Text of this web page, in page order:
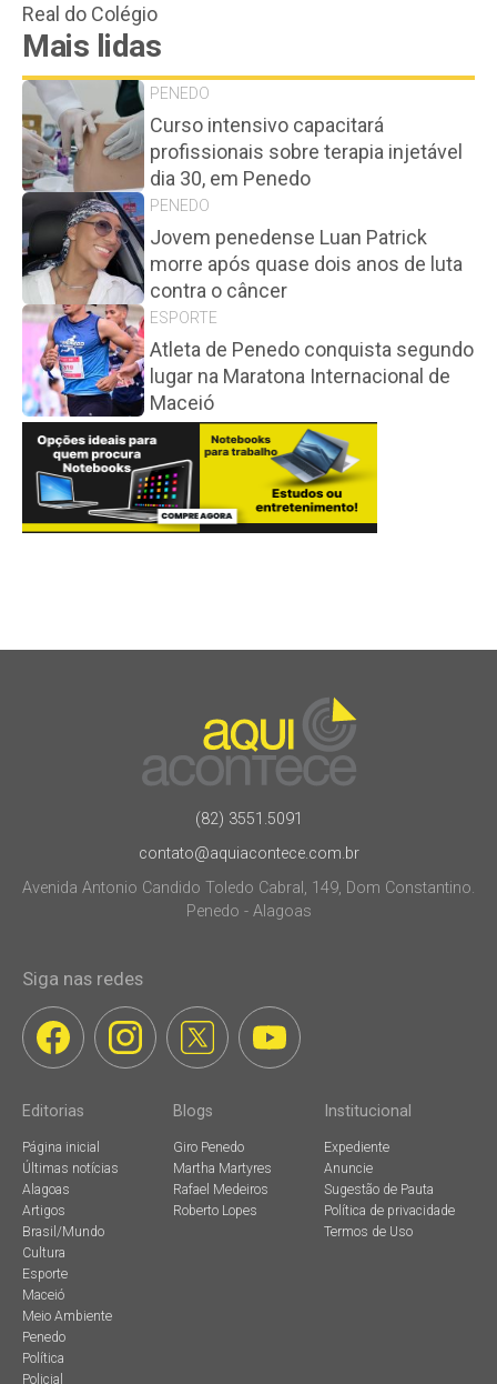
Real do Colégio
Mais lidas
PENEDO
Curso intensivo capacitará
profissionais sobre terapia injetável
dia 30, em Penedo
PENEDO
Jovem penedense Luan Patrick
morre após quase dois anos de luta
contra o câncer
ESPORTE
Atleta de Penedo conquista segundo
lugar na Maratona Internacional de
Maceió
(82) 3551.5091
contato@aquiacontece.com.br
Avenida Antonio Candido Toledo Cabral, 149, Dom Constantino.
Penedo - Alagoas
Siga nas redes
Editorias
Página inicial
Últimas notícias
Alagoas
Artigos
Brasil/Mundo
Cultura
Esporte
Maceió
Meio Ambiente
Penedo
Política
Policial
Blogs
Giro Penedo
Martha Martyres
Rafael Medeiros
Roberto Lopes
Institucional
Expediente
Anuncie
Sugestão de Pauta
Política de privacidade
Termos de Uso